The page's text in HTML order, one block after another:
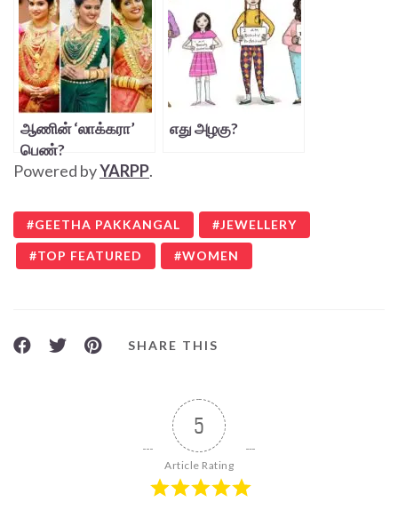
ஆணின் ‘லாக்கரா’
பெண்?
எது அழகு?
Powered byYARPP.
GEETHA PAKKANGAL JEWELLERY
TOP FEATURED WOMEN
SHARE THIS
5
Article Rating